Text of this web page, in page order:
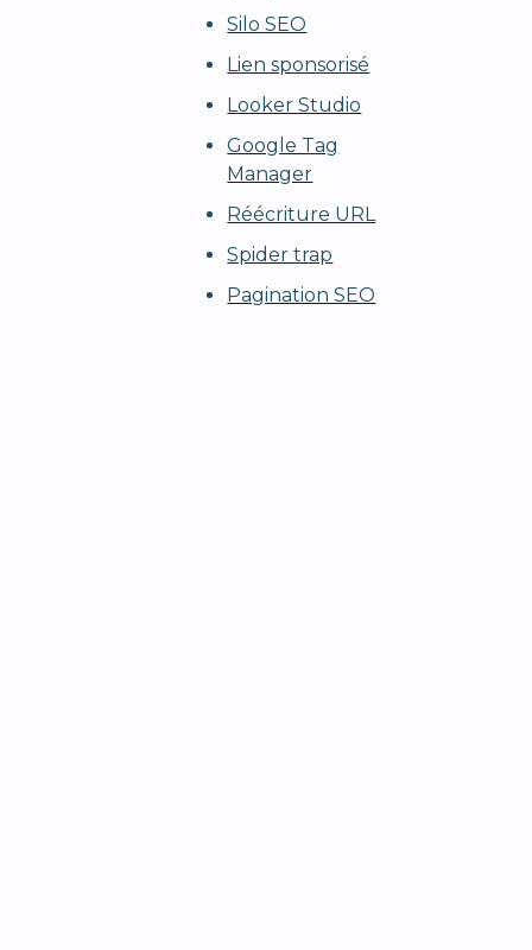
Silo SEO
Lien sponsorisé
Looker Studio
Google Tag
Manager
Réécriture URL
Spider trap
Pagination SEO